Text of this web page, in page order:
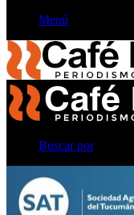
Menú
Buscar por